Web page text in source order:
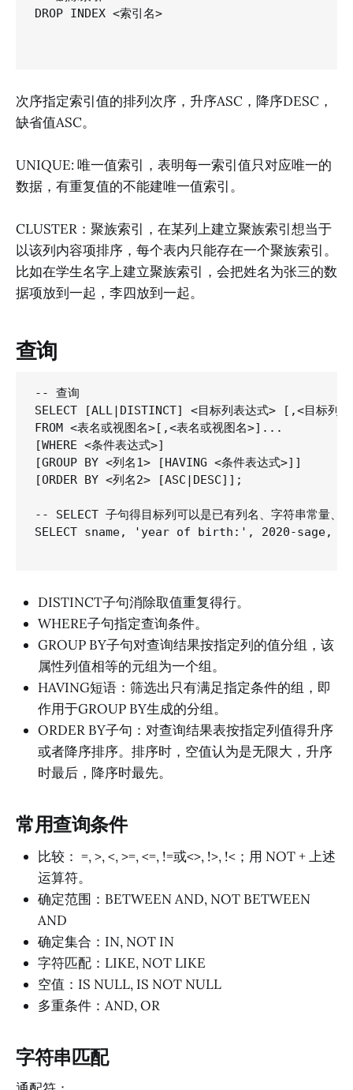
DROP INDEX <索引名>
次序指定索引值的排列次序，升序ASC，降序DESC，
缺省值ASC。
UNIQUE: 唯一值索引，表明每一索引值只对应唯一的
数据，有重复值的不能建唯一值索引。
CLUSTER：聚族索引，在某列上建立聚族索引想当于
以该列内容项排序，每个表内只能存在一个聚族索引。
比如在学生名字上建立聚族索引，会把姓名为张三的数
据项放到一起，李四放到一起。
查询
-- 查询
SELECT [ALL|DISTINCT] <目标列表达式> [,<目标
FROM <表名或视图名>[,<表名或视图名>]...
[WHERE <条件表达式>]
[GROUP BY <列名1> [HAVING <条件表达式>]]
[ORDER BY <列名2> [ASC|DESC]];
-- SELECT 子句得目标列可以是已有列名、字符串常量、
SELECT sname, 'year of birth:', 2020-sage,
DISTINCT子句消除取值重复得行。
WHERE子句指定查询条件。
GROUP BY子句对查询结果按指定列的值分组，该
属性列值相等的元组为一个组。
HAVING短语：筛选出只有满足指定条件的组，即
作用于GROUP BY生成的分组。
ORDER BY子句：对查询结果表按指定列值得升序
或者降序排序。排序时，空值认为是无限大，升序
时最后，降序时最先。
常用查询条件
比较： =, >, <, >=, <=, !=或<>, !>, !<；用 NOT + 上述
运算符。
确定范围：BETWEEN AND, NOT BETWEEN
AND
确定集合：IN, NOT IN
字符匹配：LIKE, NOT LIKE
空值：IS NULL, IS NOT NULL
多重条件：AND, OR
字符串匹配